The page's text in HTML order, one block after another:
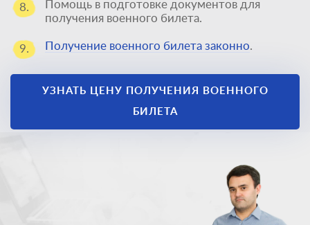
Единственный
способ получить
военный билет
8.
Помощь в подготовке документов для
получения военного билета.
9. Получение военного билета законно.
УЗНАТЬ ЦЕНУ ПОЛУЧЕНИЯ ВОЕННОГО
БИЛЕТА